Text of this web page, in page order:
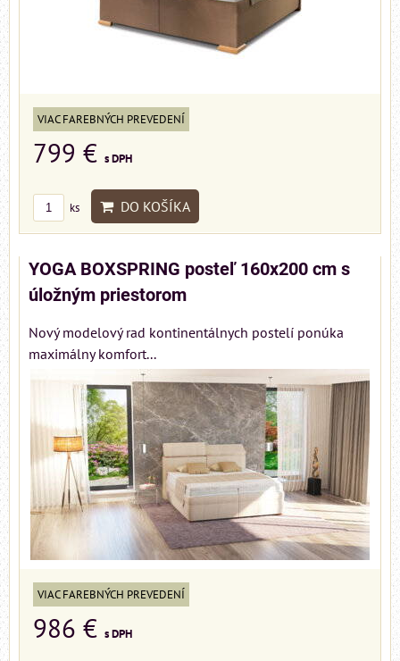
VIAC FAREBNÝCH PREVEDENÍ
799 € s DPH
ks DO KOŠÍKA
YOGA BOXSPRING posteľ 160x200 cm s
úložným priestorom
Nový modelový rad kontinentálnych postelí ponúka
maximálny komfort...
VIAC FAREBNÝCH PREVEDENÍ
986 € s DPH